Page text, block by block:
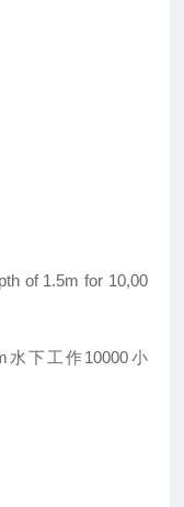
of 1.5m for 10,00
水下工作10000小